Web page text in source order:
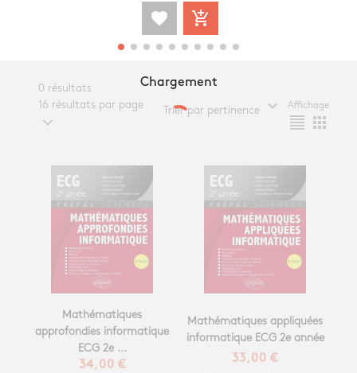
favorite add_shopping_cart
Chargement
0 résultats
16 résultats par page
expand_more
Trier par pertinence expand_more Affichage
format_align_justify apps
Mathématiques
approfondies informatique
ECG 2e ...
34,00 €
Mathématiques appliquées
informatique ECG 2e année
33,00 €